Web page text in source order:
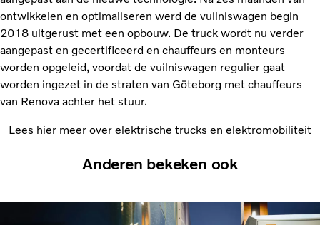
ontwikkelen en optimaliseren werd de vuilniswagen begin
2018 uitgerust met een opbouw. De truck wordt nu verder
aangepast en gecertificeerd en chauffeurs en monteurs
worden opgeleid, voordat de vuilniswagen regulier gaat
worden ingezet in de straten van Göteborg met chauffeurs
van Renova achter het stuur.
Lees hier meer over elektrische trucks en elektromobiliteit
Anderen bekeken ook